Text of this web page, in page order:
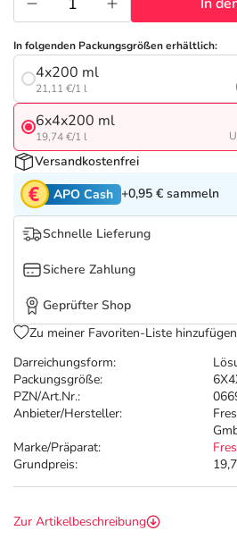
Tierapotheke
Vitamine & Mineralstoffe
Marken
Salus Deals
Darreichungsform:
Packungsgröße:
PZN/Art.Nr.:
Anbieter/Hersteller:
Marke/Präparat:
Grundpreis:
In folgenden Packungsgrößen erhältlich:
4x200 ml
21,11 €/1 l
6x4x200 ml
19,74 €/1 l
Versandkostenfrei
APO Cash +0,95 € sammeln
Schnelle Lieferung
Sichere Zahlung
Geprüfter Shop
Zu meiner Favoriten-Liste hinzufügen
Zur Artikelbeschreibung